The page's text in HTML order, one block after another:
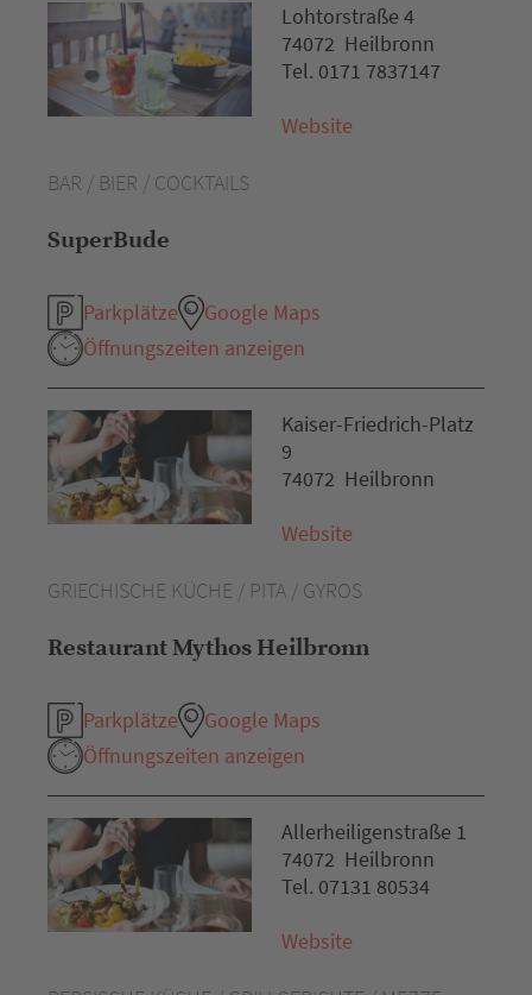
BAR / BIER / COCKTAILS
SuperBude
Parkplätze
Google Maps
Öffnungszeiten anzeigen
Lohtorstraße 4
74072 Heilbronn
Tel. 0171 7837147
Website
GRIECHISCHE KÜCHE / PITA / GYROS
Restaurant Mythos Heilbronn
Parkplätze
Google Maps
Öffnungszeiten anzeigen
Kaiser-Friedrich-Platz
9
74072 Heilbronn
Website
Allerheiligenstraße 1
74072 Heilbronn
Tel. 07131 80534
Website